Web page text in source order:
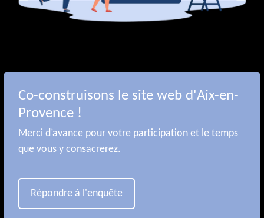
Co-construisons le site web d'Aix-en-
Provence !
Merci d’avance pour votre participation et le temps
que vous y consacrerez.
Répondre à l'enquête